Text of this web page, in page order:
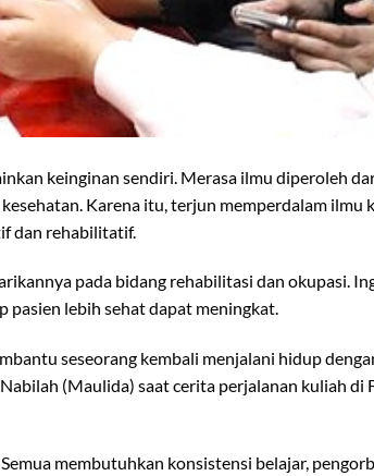
keinginan sendiri. Merasa ilmu diperoleh
Karena itu, terjun memperdalam ilmu
dan rehabilitatif.
pada bidang rehabilitasi dan okupasi.
pasien lebih sehat dapat meningkat.
seseorang kembali menjalani hidup
(Maulida) saat cerita perjalanan kuliah di
membutuhkan konsistensi belajar,